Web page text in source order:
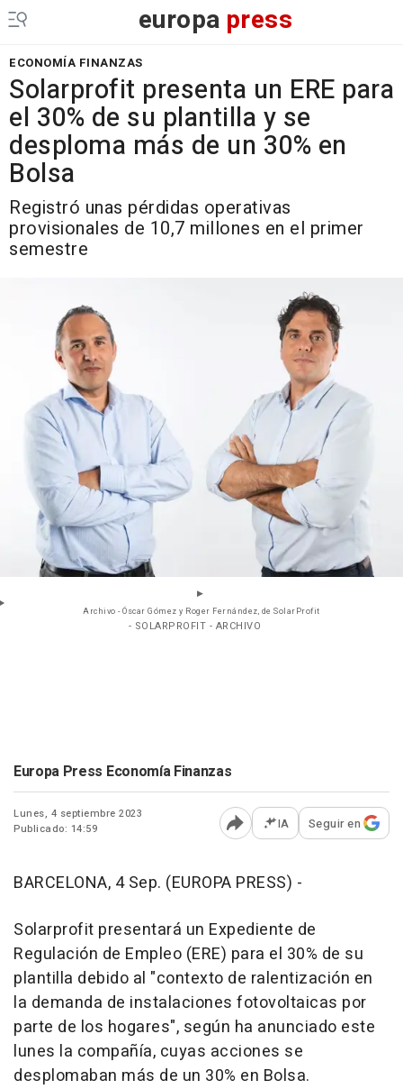
europa press
ECONOMÍA FINANZAS
Solarprofit presenta un ERE para
el 30% de su plantilla y se
desploma más de un 30% en
Bolsa
Registró unas pérdidas operativas
provisionales de 10,7 millones en el primer
semestre
Archivo - Óscar Gómez y Roger Fernández, de SolarProfit
- SOLARPROFIT - ARCHIVO
Europa Press Economía Finanzas
Lunes, 4 septiembre 2023
Publicado: 14:59
Abrir opciones para
IA Seguir en
BARCELONA, 4 Sep. (EUROPA PRESS) -
Solarprofit presentará un Expediente de
Regulación de Empleo (ERE) para el 30% de su
plantilla debido al "contexto de ralentización en
la demanda de instalaciones fotovoltaicas por
parte de los hogares", según ha anunciado este
lunes la compañía, cuyas acciones se
desplomaban más de un 30% en Bolsa.